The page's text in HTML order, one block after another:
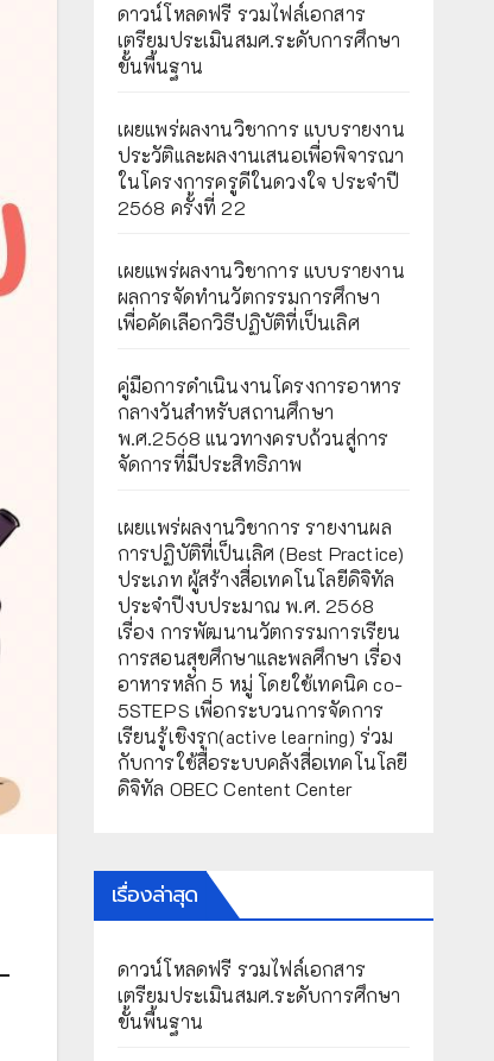
ดาวน์โหลดฟรี รวมไฟล์เอกสาร
เตรียมประเมินสมศ.ระดับการศึกษา
ขั้นพื้นฐาน
เผยแพร่ผลงานวิชาการ แบบรายงาน
ประวัติและผลงานเสนอเพื่อพิจารณา
ในโครงการครูดีในดวงใจ ประจำปี
2568 ครั้งที่ 22
เผยแพร่ผลงานวิชาการ แบบรายงาน
ผลการจัดทำนวัตกรรมการศึกษา
เพื่อคัดเลือกวิธีปฏิบัติที่เป็นเลิศ
คู่มือการดำเนินงานโครงการอาหาร
กลางวันสำหรับสถานศึกษา
พ.ศ.2568 แนวทางครบถ้วนสู่การ
จัดการที่มีประสิทธิภาพ
เผยเเพร่ผลงานวิชาการ รายงานผล
การปฏิบัติที่เป็นเลิศ (Best Practice)
ประเภท ผู้สร้างสื่อเทคโนโลยีดิจิทัล
ประจำปีงบประมาณ พ.ศ. 2568
เรื่อง การพัฒนานวัตกรรมการเรียน
การสอนสุขศึกษาและพลศึกษา เรื่อง
อาหารหลัก 5 หมู่ โดยใช้เทคนิค co-
5STEPS เพื่อกระบวนการจัดการ
เรียนรู้เชิงรุก(active learning) ร่วม
กับการใช้สื่อระบบคลังสื่อเทคโนโลยี
ดิจิทัล OBEC Centent Center
เรื่องล่าสุด
ดาวน์โหลดฟรี รวมไฟล์เอกสาร
เตรียมประเมินสมศ.ระดับการศึกษา
ขั้นพื้นฐาน